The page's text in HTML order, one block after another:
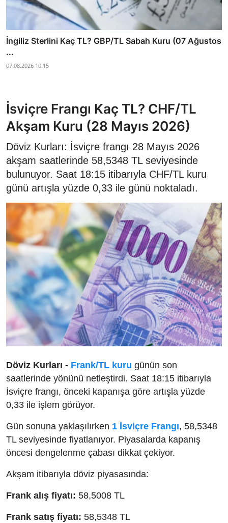
İngiliz Sterlini Kaç TL? GBP/TL Sabah Kuru (07 Ağustos
...
07.08.2026 10:15
İsviçre Frangı Kaç TL? CHF/TL
Akşam Kuru (28 Mayıs 2026)
Döviz Kurları: İsviçre frangı 28 Mayıs 2026
akşam saatlerinde 58,5348 TL seviyesinde
bulunuyor. Saat 18:15 itibarıyla CHF/TL kuru
günü artışla yüzde 0,33 ile günü noktaladı.
Döviz Kurları - Frank/TL kuru günün son
saatlerinde yönünü netleştirdi. Saat 18:15 itibarıyla
İsviçre frangı, önceki kapanışa göre artışla yüzde
0,33 ile işlem görüyor.
Gün sonuna yaklaşılırken 1 İsviçre Frangı, 58,5348
TL seviyesinde fiyatlanıyor. Piyasalarda kapanış
öncesi dengelenme çabası dikkat çekiyor.
Akşam itibarıyla döviz piyasasında:
Frank alış fiyatı: 58,5008 TL
Frank satış fiyatı: 58,5348 TL